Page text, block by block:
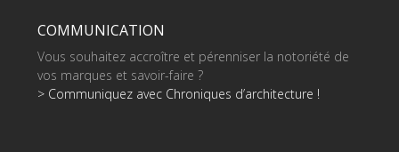
COMMUNICATION
Vous souhaitez accroître et pérenniser la notoriété de
vos marques et savoir-faire ?
> Communiquez avec Chroniques d’architecture !